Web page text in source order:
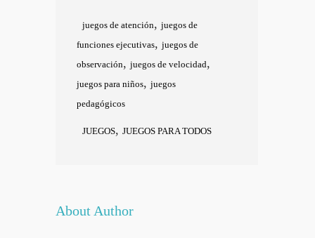
juegos de atención, juegos de
funciones ejecutivas, juegos de
observación, juegos de velocidad,
juegos para niños, juegos
pedagógicos
JUEGOS, JUEGOS PARA TODOS
About Author